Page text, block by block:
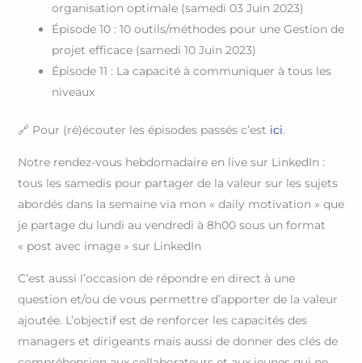
organisation optimale (samedi 03 Juin 2023)
Épisode 10 : 10 outils/méthodes pour une Gestion de
projet efficace (samedi 10 Juin 2023)
Épisode 11 : La capacité à communiquer à tous les
niveaux
🔗 Pour (ré)écouter les épisodes passés c’est ici.
Notre rendez-vous hebdomadaire en live sur LinkedIn :
tous les samedis pour partager de la valeur sur les sujets
abordés dans la semaine via mon « daily motivation » que
je partage du lundi au vendredi à 8h00 sous un format
« post avec image » sur LinkedIn
C’est aussi l’occasion de répondre en direct à une
question et/ou de vous permettre d’apporter de la valeur
ajoutée. L’objectif est de renforcer les capacités des
managers et dirigeants mais aussi de donner des clés de